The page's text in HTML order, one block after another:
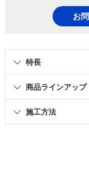
お
特長
商品ラインアップ
施工方法